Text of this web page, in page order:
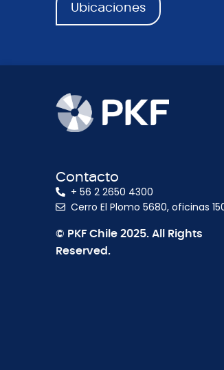
Ubicaciones
Contacto
+ 56 2 2650 4300
Cerro El Plomo 5680, oficinas
© PKF Chile 2025. All Rights
Reserved.